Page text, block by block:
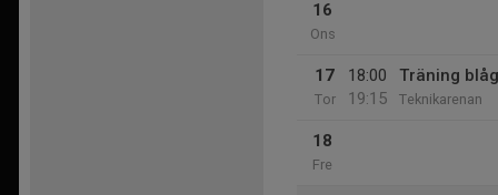
16
Ons
17
Tor
18:00
19:15
Träning
Teknikarenan
18
Fre